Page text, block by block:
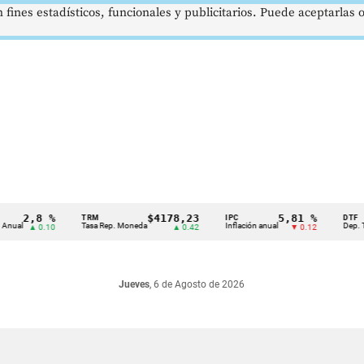
2,8 %
▲ 0.10 Tasa Rep. Moneda
$4178,23
▲ 0.42 Inflación anual
5,81 %
▼ 0.12 Dep.
Jueves, 6 de Agosto de 2026
estadísticos, funcionales y publicitarios. Puede aceptarlas